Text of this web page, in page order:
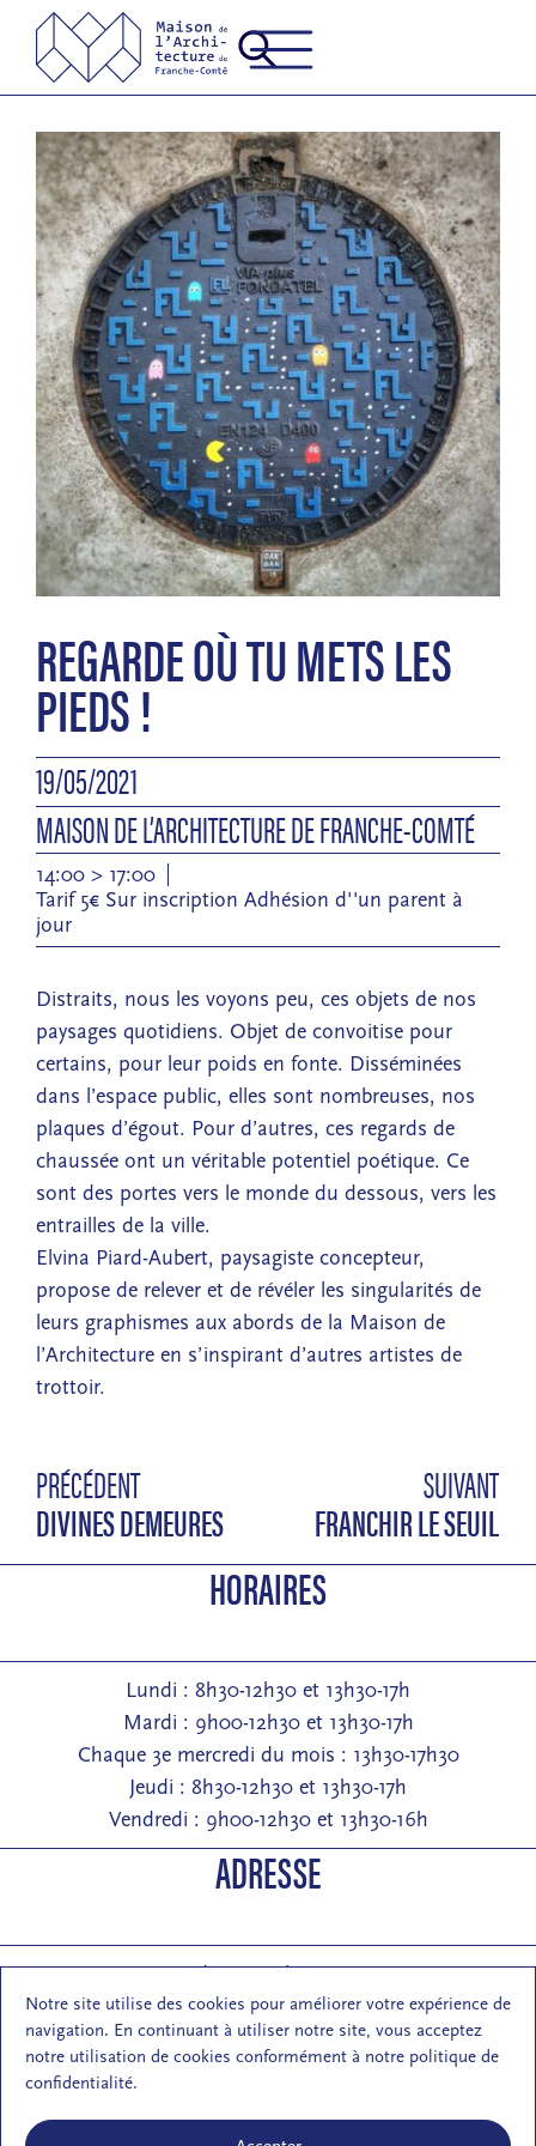
Notre site utilise des cookies pour améliorer votre expérience de
navigation. En continuant à utiliser notre site, vous acceptez
notre utilisation de cookies conformément à notre politique de
confidentialité.
REGARDE OÙ TU METS LES
PIEDS !
19/05/2021
MAISON DE L’ARCHITECTURE DE FRANCHE-COMTÉ
14:00 > 17:00
Tarif 5€ Sur inscription Adhésion d''un parent à
jour
Distraits, nous les voyons peu, ces objets de nos
paysages quotidiens. Objet de convoitise pour
certains, pour leur poids en fonte. Disséminées
dans l’espace public, elles sont nombreuses, nos
plaques d’égout. Pour d’autres, ces regards de
chaussée ont un véritable potentiel poétique. Ce
sont des portes vers le monde du dessous, vers les
entrailles de la ville.
Elvina Piard-Aubert, paysagiste concepteur,
propose de relever et de révéler les singularités de
leurs graphismes aux abords de la Maison de
l’Architecture en s’inspirant d’autres artistes de
trottoir.
PRÉCÉDENT
DIVINES DEMEURES
SUIVANT
FRANCHIR LE SEUIL
HORAIRES
Lundi : 8h30-12h30 et 13h30-17h
Mardi : 9h00-12h30 et 13h30-17h
Chaque 3e mercredi du mois : 13h30-17h30
Jeudi : 8h30-12h30 et 13h30-17h
Vendredi : 9h00-12h30 et 13h30-16h
ADRESSE
Entrée : 2 rue de Pontarlier 25000 Besançon
Courrier : 1 rue des Martelots 25000 Besançon
E-mail : contact (at) maisondelarchi-fc.fr